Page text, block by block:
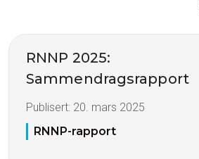
RNNP 2025:
Sammendragsrapport
Publisert: 20. mars 2025
RNNP-rapport